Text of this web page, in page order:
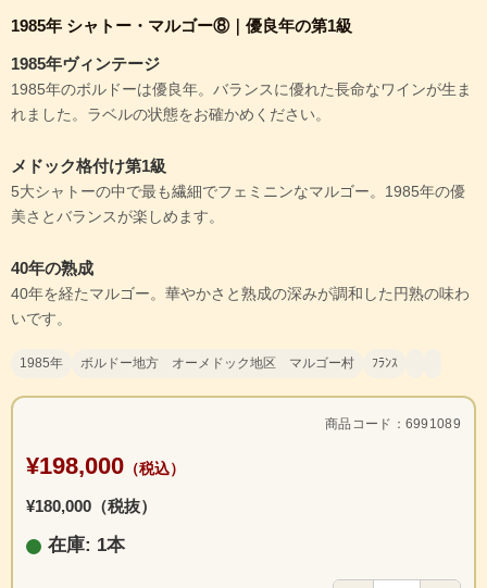
1985年 シャトー・マルゴー⑧｜優良年の第1級
1985年ヴィンテージ
1985年のボルドーは優良年。バランスに優れた長命なワインが生ま
れました。ラベルの状態をお確かめください。
メドック格付け第1級
5大シャトーの中で最も繊細でフェミニンなマルゴー。1985年の優
美さとバランスが楽しめます。
40年の熟成
40年を経たマルゴー。華やかさと熟成の深みが調和した円熟の味わ
いです。
1985年 ボルドー地方 オーメドック地区 マルゴー村 ﾌﾗﾝｽ
商品コード：6991089
¥198,000 （税込）
¥180,000（税抜）
在庫: 1本